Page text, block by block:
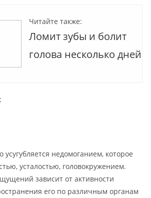
Читайте также:
Ломит зубы и болит
голова несколько дней
усугубляется недомоганием, которое
усталостью, головокружением.
зависит от активности
его по различным органам